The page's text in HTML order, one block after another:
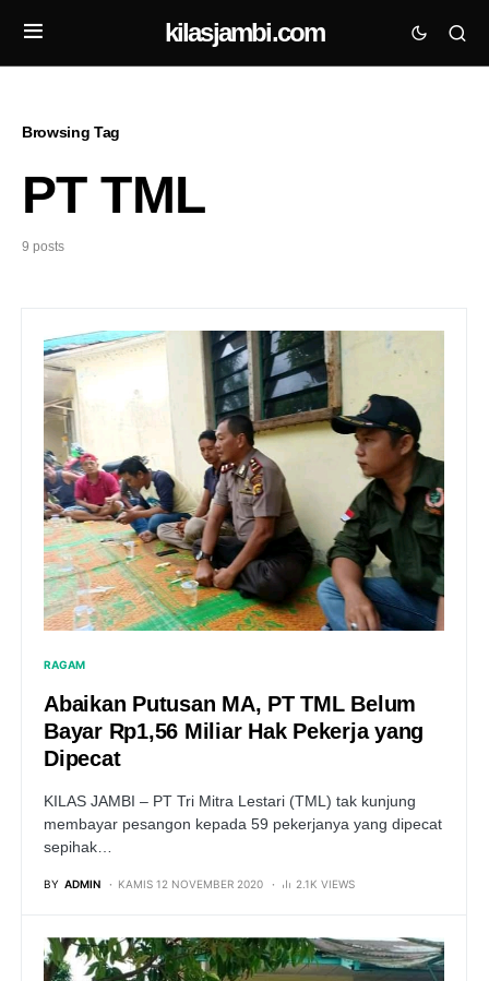
kilasjambi.com
Browsing Tag
PT TML
9 posts
RAGAM
Abaikan Putusan MA, PT TML Belum
Bayar Rp1,56 Miliar Hak Pekerja yang
Dipecat
KILAS JAMBI – PT Tri Mitra Lestari (TML) tak kunjung
membayar pesangon kepada 59 pekerjanya yang dipecat
sepihak…
BY ADMIN KAMIS 12 NOVEMBER 2020 2.1K VIEWS